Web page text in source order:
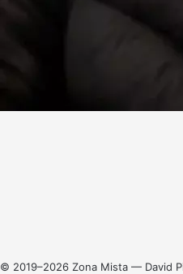
© 2019–2026 Zona Mista — David